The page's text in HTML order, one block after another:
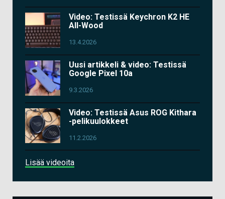
Video: Testissä Keychron K2 HE
All-Wood
13.4.2026
Uusi artikkeli & video: Testissä
Google Pixel 10a
9.3.2026
Video: Testissä Asus ROG Kithara
-pelikuulokkeet
11.2.2026
Lisää videoita